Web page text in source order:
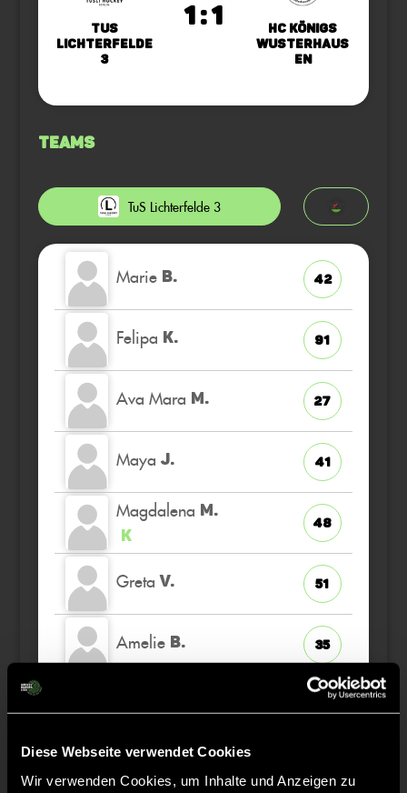
Diese Webseite verwendet Cookies
Wir verwenden Cookies, um Inhalte und Anzeigen zu
TuS
Lichterfelde
3
1 : 1
HC Königs
Wusterhaus
en
Teams
TuS Lichterfelde 3
Marie B. 42
Felipa K. 91
Ava Mara M. 27
Maya J. 41
Magdalena M.
K
48
Greta V. 51
Amelie B. 35
Viktoria Marie Sophie